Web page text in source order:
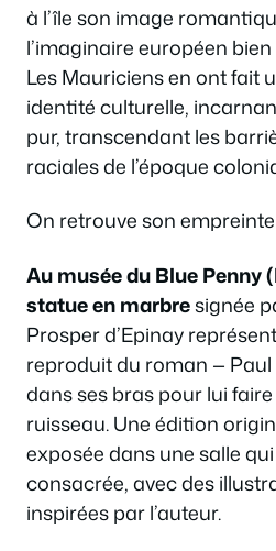
à l’île son image
l’imaginaire européen
Les Mauriciens en ont fait
identité culturelle,
pur, transcendant les
raciales de l’époque
On retrouve son empreinte
Au musée du Blue Penny
statue en marbresignée
Prosper d’Epinay
reproduit du roman —
dans ses bras pour lui
ruisseau. Une édition
exposée dans une salle
consacrée, avec des
inspirées par l’auteur.